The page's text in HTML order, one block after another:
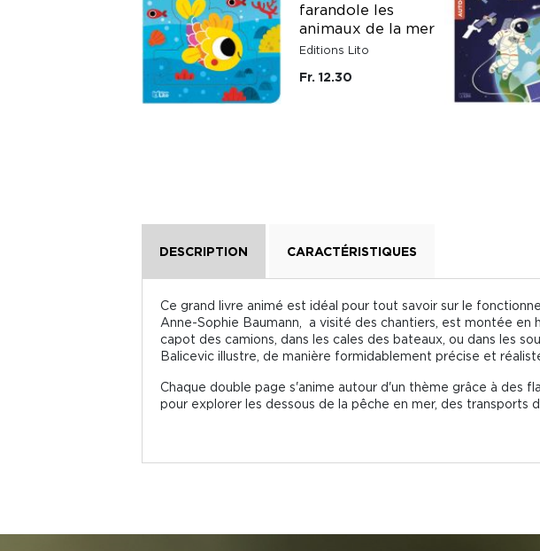
farandole les
animaux de la mer
Editions Lito
Fr. 12.30
DESCRIPTION CARACTÉRISTIQUES
Ce grand livre animé est idéal pour tout savoir sur le
Anne-Sophie Baumann, a visité des chantiers, est montée en
capot des camions, dans les cales des bateaux, ou dans les
Balicevic illustre, de manière formidablement précise et
Chaque double page s'anime autour d'un thème grâce à des
pour explorer les dessous de la pêche en mer, des transports